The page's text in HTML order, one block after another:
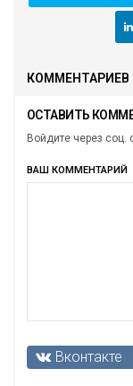
КОММЕНТАРИЕВ
ОСТАВИТЬ
Войдите через соц.
ВАШ КОММЕНТАРИЙ
Вконтакте